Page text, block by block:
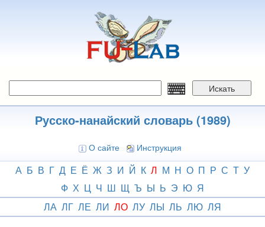
Искать
Русско-нанайский словарь (1989)
О сайте Инструкция
А Б В Г Д Е Ё Ж З И Й К Л М Н О П Р С Т У
Ф Х Ц Ч Ш Щ Ъ Ы Ь Э Ю Я
ЛА ЛГ ЛЕ ЛИ ЛО ЛУ ЛЫ ЛЬ ЛЮ ЛЯ